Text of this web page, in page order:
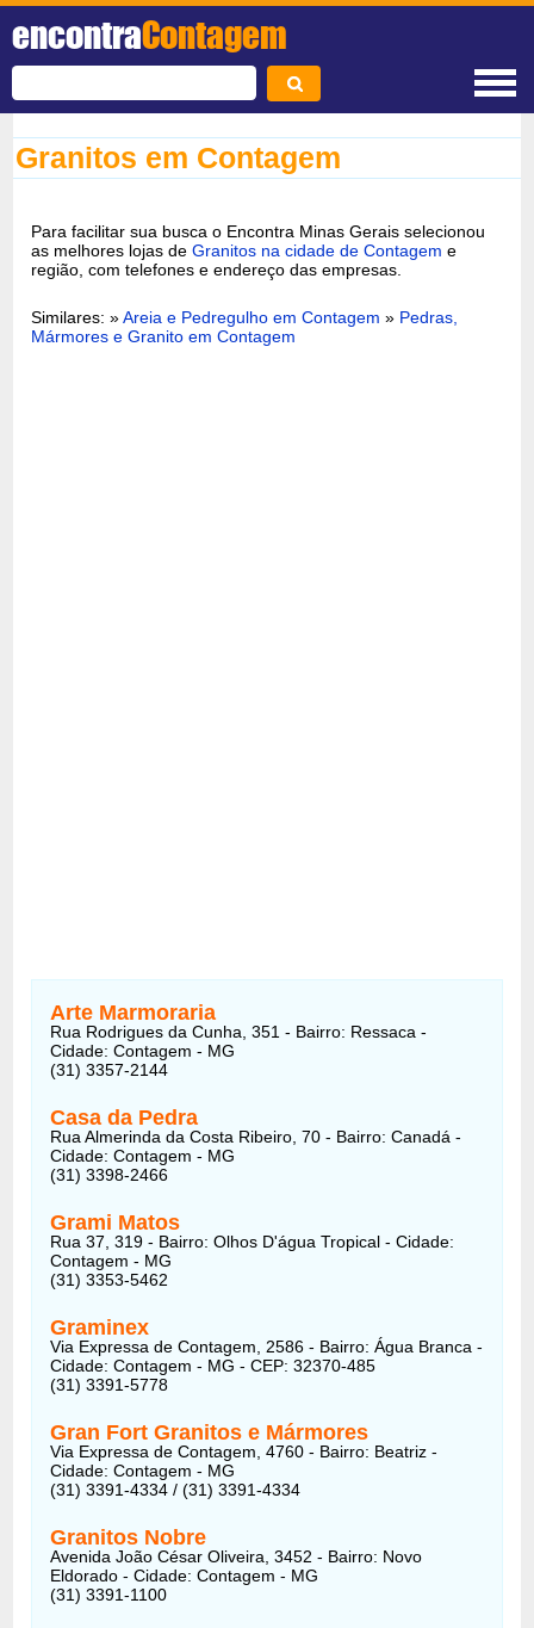
encontraContagem
Granitos em Contagem
Para facilitar sua busca o Encontra Minas Gerais selecionou
as melhores lojas deGranitos na cidade de Contagem e
região, com telefones e endereço das empresas.
Similares: »Areia e Pedregulho em Contagem » Pedras,
Mármores e Granito em Contagem
Arte Marmoraria
Rua Rodrigues da Cunha, 351 - Bairro: Ressaca -
Cidade: Contagem - MG
(31) 3357-2144
Casa da Pedra
Rua Almerinda da Costa Ribeiro, 70 - Bairro: Canadá -
Cidade: Contagem - MG
(31) 3398-2466
Grami Matos
Rua 37, 319 - Bairro: Olhos D'água Tropical - Cidade:
Contagem - MG
(31) 3353-5462
Graminex
Via Expressa de Contagem, 2586 - Bairro: Água Branca -
Cidade: Contagem - MG - CEP: 32370-485
(31) 3391-5778
Gran Fort Granitos e Mármores
Via Expressa de Contagem, 4760 - Bairro: Beatriz -
Cidade: Contagem - MG
(31) 3391-4334 / (31) 3391-4334
Granitos Nobre
Avenida João César Oliveira, 3452 - Bairro: Novo
Eldorado - Cidade: Contagem - MG
(31) 3391-1100